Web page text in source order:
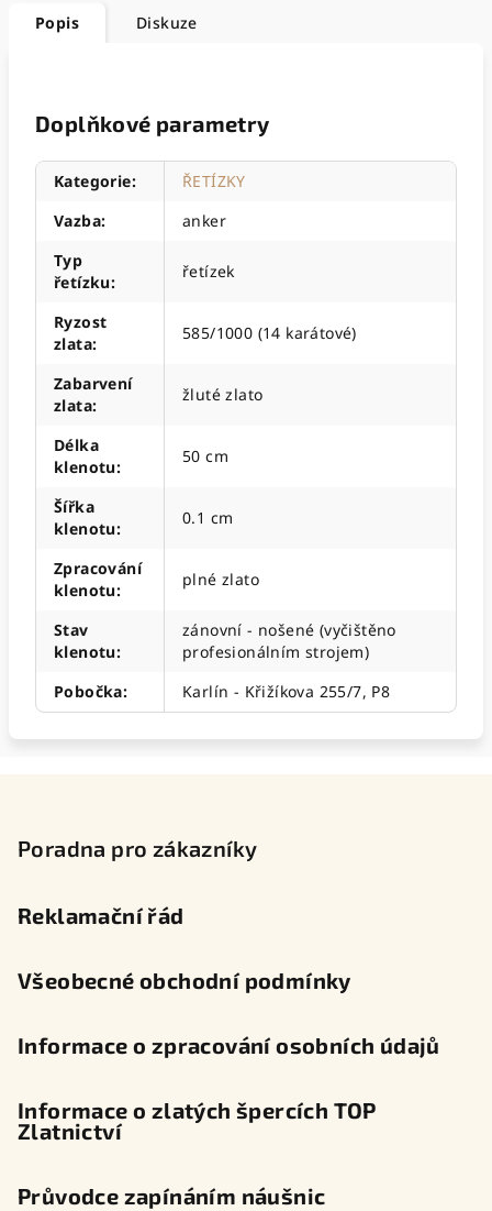
Popis Diskuze
Doplňkové parametry
Kategorie:
ŘETÍZKY
Vazba:
anker
Typ
řetízku:
řetízek
Ryzost
zlata:
585/1000 (14 karátové)
Zabarvení
zlata:
žluté zlato
Délka
klenotu:
50 cm
Šířka
klenotu:
0.1 cm
Zpracování
klenotu:
plné zlato
Stav
klenotu:
zánovní - nošené (vyčištěno
profesionálním strojem)
Pobočka: Karlín - Křižíkova 255/7, P8
Poradna pro zákazníky
Reklamační řád
Všeobecné obchodní podmínky
Informace o zpracování osobních údajů
Informace o zlatých špercích TOP
Zlatnictví
Průvodce zapínáním náušnic